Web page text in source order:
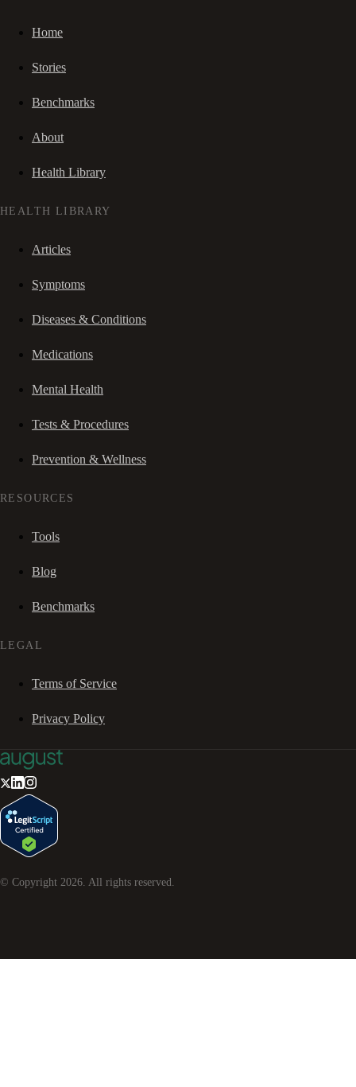
Home
Stories
Benchmarks
About
Health Library
HEALTH LIBRARY
Articles
Symptoms
Diseases & Conditions
Medications
Mental Health
Tests & Procedures
Prevention & Wellness
RESOURCES
Tools
Blog
Benchmarks
LEGAL
Terms of Service
Privacy Policy
© Copyright 2026 . All rights reserved.